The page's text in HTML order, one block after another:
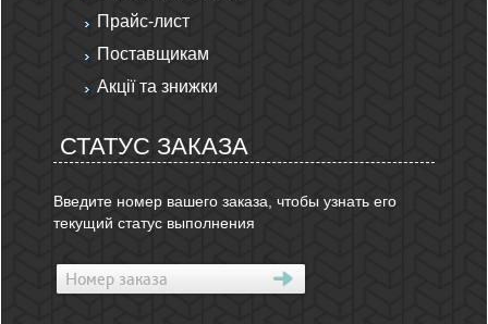
Прайс-лист
Поставщикам
Акції та знижки
СТАТУС ЗАКАЗА
Введите номер вашего заказа, чтобы узнать его
текущий статус выполнения